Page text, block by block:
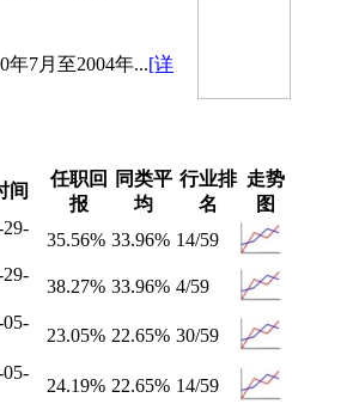
7月至2004年...[详
间
任职回
报
同类平
均
行业排
名
走势
图
29-
35.56% 33.96% 14/59
29-
38.27% 33.96% 4/59
05-
23.05% 22.65% 30/59
05-
24.19% 22.65% 14/59